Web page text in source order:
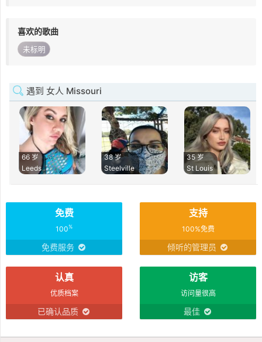
喜欢的歌曲
未标明
遇到 女人 Missouri
66 岁
Leeds
38 岁
Steelville
35 岁
St Louis
免费
100%
免费服务
支持
100%免费
倾听的管理员
认真
优质档案
已确认品质
访客
访问量很高
最佳